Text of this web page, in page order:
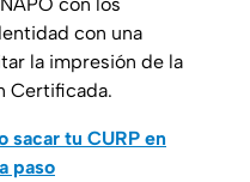
con una
la impresión de la
Certificada.
sacar tu CURP en
paso